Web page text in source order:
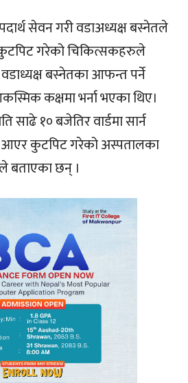
सेवन गरी वडाअध्यक्ष बस्नेतले
गरेको चिकित्सकहरुले
बस्नेतका आफन्त पर्ने
कक्षमा भर्ना भएका थिए।
साढे १० बजेतिर वार्डमा सार्न
आएर कुटपिट गरेको अस्पतालका
बताएका छन् ।